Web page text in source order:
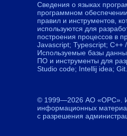
Сведения о языках
программном
правил и инструментов,
используются для
построения процессов в
Javascript; Typescript; C++
Используемые базы
ПО и инструменты для
Studio code; Intellij idea; Git.
© 1999—2026 АО «ОРС».
информационных
с разрешения